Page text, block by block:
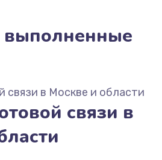
выполненные
связи в